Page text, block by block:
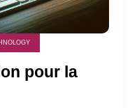
pour la